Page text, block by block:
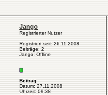
Jango
Registrierter Nutzer
Registriert seit: 26.11.2008
Beiträge: 2
Jango: Offline
Beitrag
Datum: 27.11.2008
Uhrzeit: 09:38